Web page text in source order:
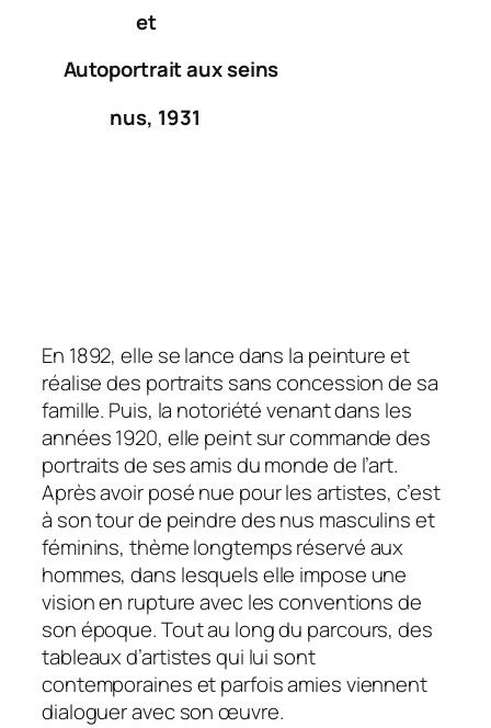
et
Autoportraitaux seins
nus, 1931
En 1892, elle se lance dans la peinture et
réalise des portraits sans concession de sa
famille. Puis, la notoriété venant dans les
années 1920, elle peint sur commande des
portraits de ses amis du monde de l’art.
Après avoir posé nue pour les artistes, c’est
à son tour de peindre des nus masculins et
féminins, thème longtemps réservé aux
hommes, dans lesquels elle impose une
vision en rupture avec les conventions de
son époque. Tout au long du parcours, des
tableaux d’artistes qui lui sont
contemporaines et parfois amies viennent
dialoguer avec son œuvre.